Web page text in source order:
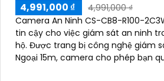
4,991,000 ₫
4,991,000 ₫
Camera An Ninh CS-CB8-R100-
tin cậy cho việc giám sát an ninh
hộ. Được trang bị công nghệ giám sát ban đêm Hồng
Ngoại 15m, camera cho phép bạn